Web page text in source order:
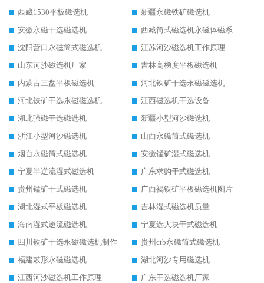
西藏1530平板磁选机
新疆永磁铁矿磁选机
安徽永磁干选磁选机
西藏筒式磁选机永磁体磁系设计
沈阳营口永磁筒式磁选机
江苏河沙磁选机工作原理
山东河沙磁选机厂家
吉林高梯度平板磁选机
内蒙古三盘平板磁选机
河北铁矿干选永磁磁选机
河北铁矿干选永磁磁选机
江西磁选机干选设备
湖北强磁干选磁选机
新疆小型河沙磁选机
浙江小型河沙磁选机
山西永磁筒式磁选机
烟台永磁筒式磁选机
安徽锰矿湿式磁选机
宁夏半逆流湿式磁选机
广东求购干式磁选机
贵州锰矿干式磁选机
广西褐铁矿平板磁选机图片
湖北湿式平板磁选机
吉林湿式磁选机质量
海南湿式逆流磁选机
宁夏选大块干式磁选机
四川铁矿干选永磁磁选机制作
贵州ctb永磁筒式磁选机
福建鼓形永磁磁选机
湖北河沙专用磁选机
江西河沙磁选机工作原理
广东干选磁选机厂家